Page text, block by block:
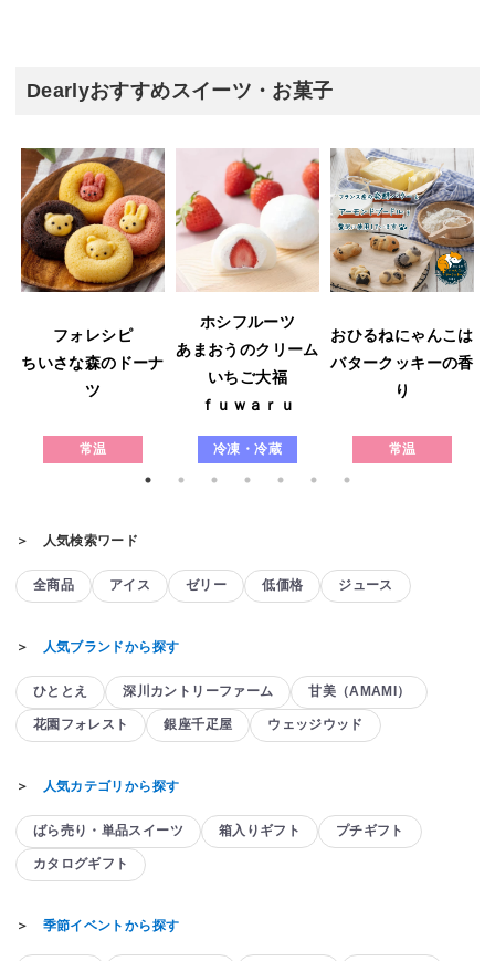
Dearlyおすすめスイーツ・お菓子
フォレシピ
ちいさな森のドーナ
ツ
常温
ホシフルーツ
あまおうのクリーム
いちご大福
ｆｕｗａｒｕ
冷凍・冷蔵
おひるねにゃんこは
バタークッキーの香
り
常温
＞ 人気検索ワード
全商品 アイス ゼリー 低価格 ジュース
＞ 人気ブランドから探す
ひととえ 深川カントリーファーム 甘美（AMAMI）
花園フォレスト 銀座千疋屋 ウェッジウッド
＞ 人気カテゴリから探す
ばら売り・単品スイーツ 箱入りギフト プチギフト
カタログギフト
＞ 季節イベントから探す